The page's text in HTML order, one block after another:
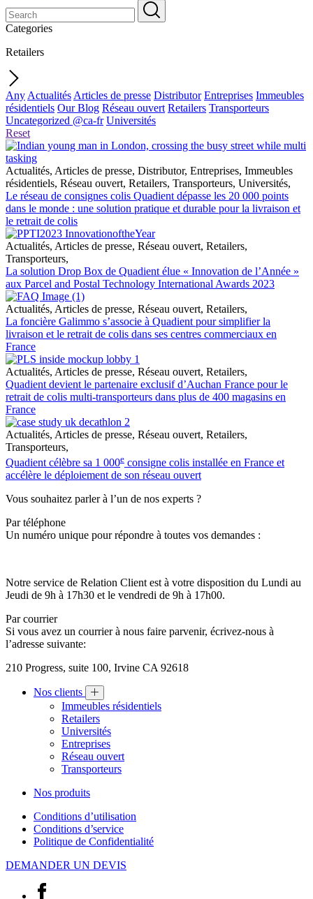
Categories
Retailers
Any Actualités Articles de presse Distributor Entreprises Immeubles
résidentiels Our Blog Réseau ouvert Retailers Transporteurs
Uncategorized @ca-fr Universités
Reset
Actualités, Articles de presse, Distributor, Entreprises, Immeubles
résidentiels, Réseau ouvert, Retailers, Transporteurs, Universités,
Le réseau de consignes colis Quadient dépasse les 20 000 points
dans le monde : une solution pratique et durable pour la livraison et
le retrait de colis
Actualités, Articles de presse, Réseau ouvert, Retailers,
Transporteurs,
La solution Drop Box de Quadient élue « Innovation de l’Année »
aux Parcel and Postal Technology International Awards 2023
Actualités, Articles de presse, Réseau ouvert, Retailers,
La foncière Galimmo s’associe à Quadient pour simplifier la
livraison et le retrait de colis dans ses centres commerciaux en
France
Actualités, Articles de presse, Réseau ouvert, Retailers,
Quadient devient le partenaire exclusif d’Auchan France pour le
retrait de colis multi-transporteurs dans plus de 400 magasins en
France
Actualités, Articles de presse, Réseau ouvert, Retailers,
Transporteurs,
Quadient célèbre sa 1 000e consigne colis installée en France et
accélère le déploiement de son réseau ouvert
Vous souhaitez parler à l’un de nos experts ?
Par téléphone
Un numéro unique pour répondre à toutes vos demandes :
Notre service de Relation Client est à votre disposition du Lundi au
Jeudi de 9h à 17h30 et le vendredi de 9h à 17h00.
Par courrier
Si vous avez un courrier à nous faire parvenir, écrivez-nous à
l’adresse suivante:
210 Progress, suite 100, Irvine CA 92618
Nos clients
Immeubles résidentiels
Retailers
Universités
Entreprises
Réseau ouvert
Transporteurs
Nos produits
Conditions d’utilisation
Conditions d’service
Politique de Confidentialité
DEMANDER UN DEVIS